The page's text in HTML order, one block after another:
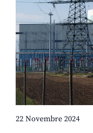
22 Novembre 2024